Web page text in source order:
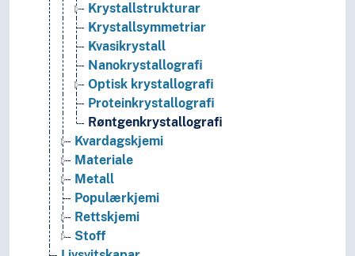
Krystallstrukturar
Krystallsymmetriar
Kvasikrystall
Nanokrystallografi
Optisk krystallografi
Proteinkrystallografi
Røntgenkrystallografi
Kvardagskjemi
Materiale
Metall
Populærkjemi
Rettskjemi
Stoff